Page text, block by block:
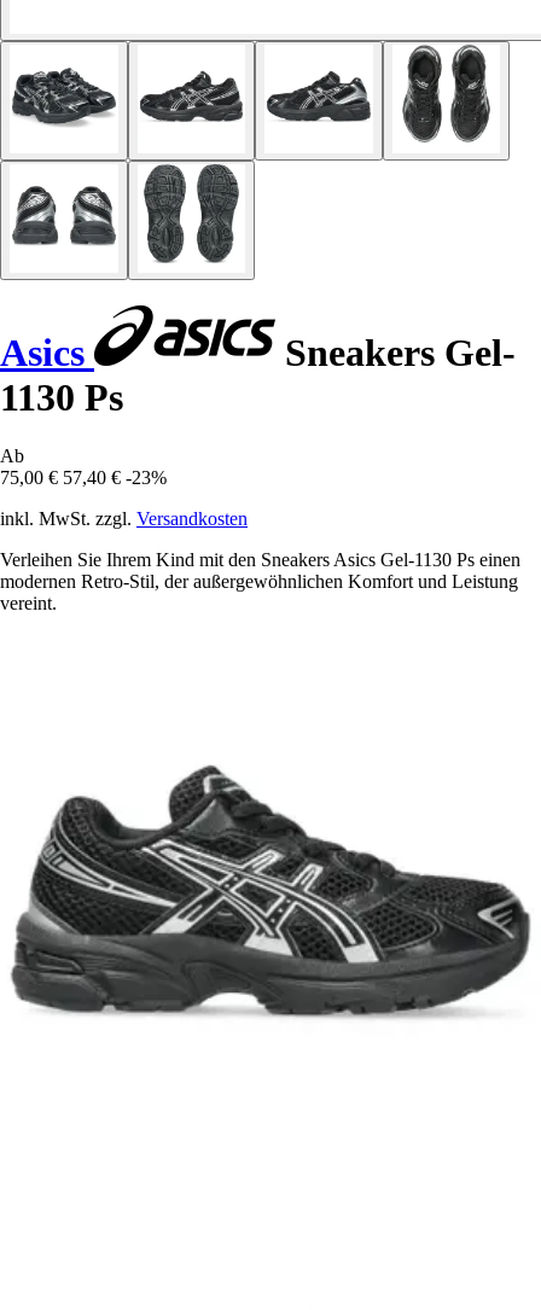
Asics
Sneakers Gel-
1130 Ps
Ab
75,00 € 57,40 € -23%
inkl. MwSt. zzgl. Versandkosten
Verleihen Sie Ihrem Kind mit den Sneakers Asics Gel-1130 Ps einen
modernen Retro-Stil, der außergewöhnlichen Komfort und Leistung
vereint.